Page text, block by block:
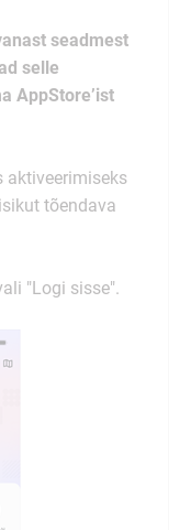
seadmest
selle
AppStore’ist
aktiveerimiseks
tõendava
"Logi sisse".